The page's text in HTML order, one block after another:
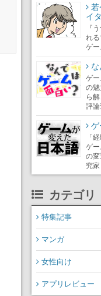
イ
『
れ
ゲー
ゲ
の
ら
評論
「
ゲ
の
究
カテゴリ
特集記事
マンガ
女性向け
アプリレビュー